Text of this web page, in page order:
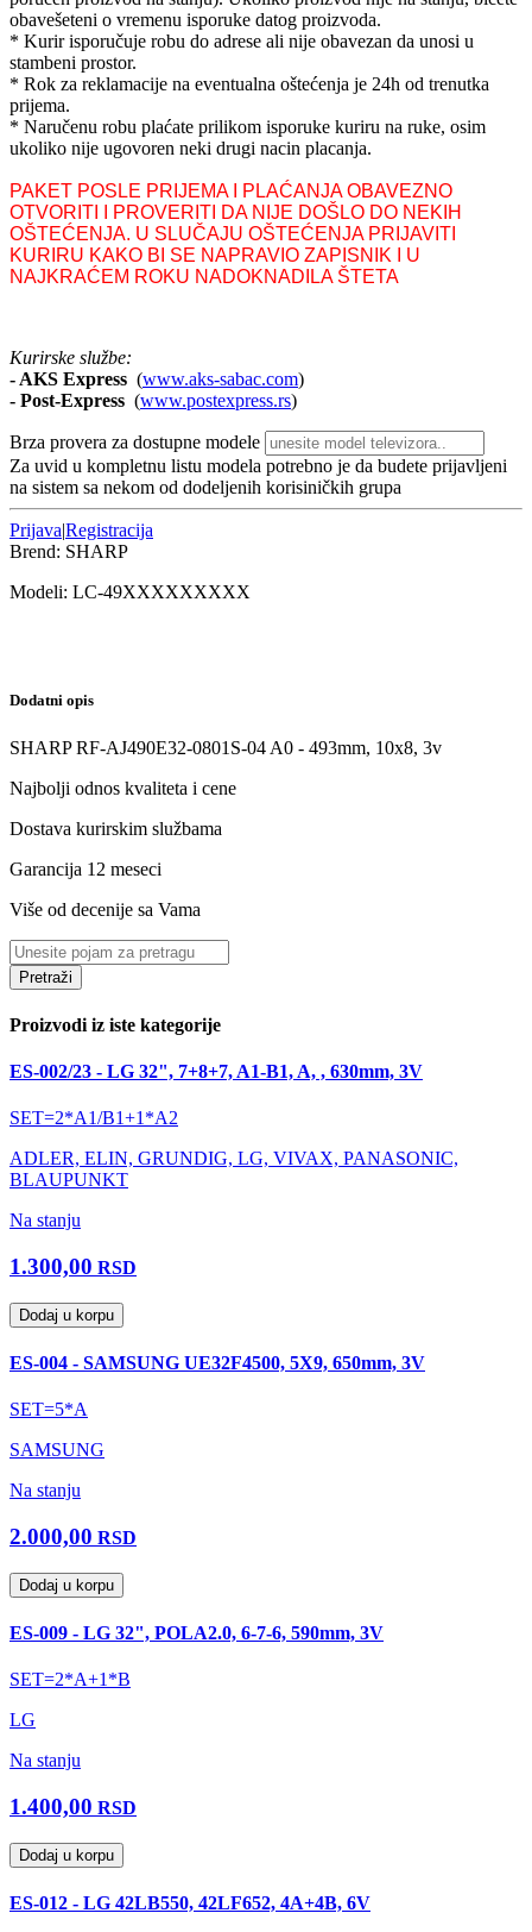
obavešeteni o vremenu isporuke datog proizvoda.
* Kurir isporučuje robu do adrese ali nije obavezan da unosi u
stambeni prostor.
* Rok za reklamacije na eventualna oštećenja je 24h od trenutka
prijema.
* Naručenu robu plaćate prilikom isporuke kuriru na ruke, osim
ukoliko nije ugovoren neki drugi nacin placanja.
PAKET POSLE PRIJEMA I PLAĆANJA OBAVEZNO
OTVORITI I PROVERITI DA NIJE DOŠLO DO NEKIH
OŠTEĆENJA. U SLUČAJU OŠTEĆENJA PRIJAVITI
KURIRU KAKO BI SE NAPRAVIO ZAPISNIK I U
NAJKRAĆEM ROKU NADOKNADILA ŠTETA
Kurirske službe:
- AKS Express (www.aks-sabac.com)
- Post-Express (www.postexpress.rs)
Brza provera za dostupne modele
Za uvid u kompletnu listu modela potrebno je da budete prijavljeni
na sistem sa nekom od dodeljenih korisiničkih grupa
Prijava|Registracija
Brend: SHARP
Modeli: LC-49XXXXXXXXX
Dodatni opis
SHARP RF-AJ490E32-0801S-04 A0 - 493mm, 10x8, 3v
Najbolji odnos kvaliteta i cene
Dostava kurirskim službama
Garancija 12 meseci
Više od decenije sa Vama
Pretraži
Proizvodi iz iste kategorije
ES-002/23 - LG 32", 7+8+7, A1-B1, A, , 630mm, 3V
SET=2*A1/B1+1*A2
ADLER, ELIN, GRUNDIG, LG, VIVAX, PANASONIC,
BLAUPUNKT
Na stanju
1.300,00 RSD
Dodaj u korpu
ES-004 - SAMSUNG UE32F4500, 5X9, 650mm, 3V
SET=5*A
SAMSUNG
Na stanju
2.000,00 RSD
Dodaj u korpu
ES-009 - LG 32", POLA2.0, 6-7-6, 590mm, 3V
SET=2*A+1*B
LG
Na stanju
1.400,00 RSD
Dodaj u korpu
ES-012 - LG 42LB550, 42LF652, 4A+4B, 6V